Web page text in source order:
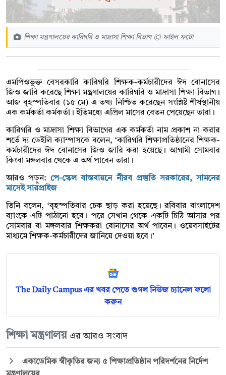
শিক্ষা মন্ত্রণালয়ের কারিগরি ও মাদ্রাসা শিক্ষা বিভাগ © ফাইল ফটো
এমপিওভুক্ত বেসরকারি কারিগরি শিক্ষক-কর্মচারীদের ঈদ বোনাসের
জিও জারি করেছে শিক্ষা মন্ত্রণালয়ের কারিগরি ও মাদ্রাসা শিক্ষা বিভাগ।
আজ বৃহস্পতিবার (১৫ মে) এ তথ্য নিশ্চিত করেছেন সংশ্লিষ্ট শীর্ষস্থানীয়
এক কর্মকর্তা কর্মকর্তা। ইতিমধ্যে এপ্রিল মাসের বেতন পেয়েছেন তারা।
কারিগরি ও মাদ্রাসা শিক্ষা বিভাগের এক কর্মকর্তা নাম প্রকাশ না করার
শর্তে দ্য ডেইলি ক্যাম্পাসকে বলেন, ‘কারিগরি শিক্ষাপ্রতিষ্ঠানের শিক্ষক-
কর্মচারীদের ঈদ বোনাসের জিও জারি করা হয়েছে। আগামী সোমবার
কিংবা মঙ্গলবার থেকে এ অর্থ পাবেন তারা।
আরও পড়ুন:পে-স্কেল বাস্তবায়নে নীরব প্রস্তুতি সরকারের, সামনের
মাসেই সারপ্রাইজ
তিনি বলেন, ‘বৃহস্পতিবার চেক ছাড় করা হয়েছে। রবিবার বাংলাদেশ
ব্যাংকে এটি পাঠানো হবে। পরে সেখান থেকে একটি চিঠি আসার পর
সোমবার বা মঙ্গলবার শিক্ষকরা বোনাসের অর্থ পাবেন। ওয়েবসাইটের
মাধ্যমে শিক্ষক-কর্মচারীদের জানিয়ে দেওয়া হবে।’
The Daily Campus এর খবর পেতে গুগল নিউজ চ্যানেল ফলো
করুন
শিক্ষা মন্ত্রণালয় এর আরও সংবাদ
একাডেমিক স্বীকৃতির জন্য ৫ শিক্ষাপ্রতিষ্ঠান পরিদর্শনের নির্দেশ